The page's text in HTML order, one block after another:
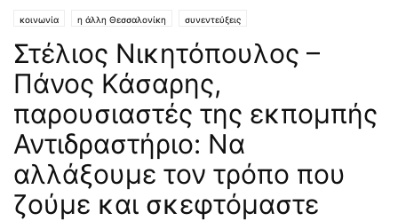
κοινωνία η άλλη Θεσσαλονίκη συνεντεύξεις
Στέλιος Νικητόπουλος –
Πάνος Κάσαρης,
παρουσιαστές της εκπομπής
Αντιδραστήριο: Να
αλλάξουμε τον τρόπο που
ζούμε και σκεφτόμαστε